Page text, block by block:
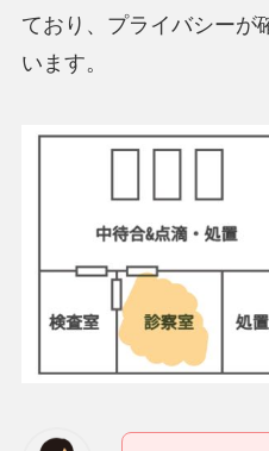
ており、プライバシーが
います。